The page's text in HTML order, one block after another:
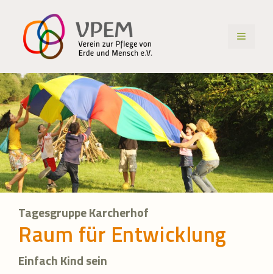
Inhalt
springen
MENÜ
Tagesgruppe Karcherhof
Raum für Entwicklung
Einfach Kind sein